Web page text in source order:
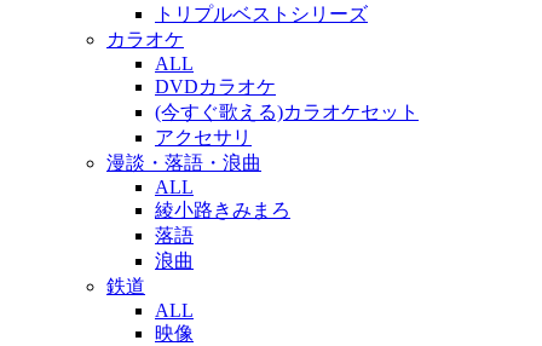
トリプルベストシリーズ
カラオケ
ALL
DVDカラオケ
(今すぐ歌える)カラオケセット
アクセサリ
漫談・落語・浪曲
ALL
綾小路きみまろ
落語
浪曲
鉄道
ALL
映像